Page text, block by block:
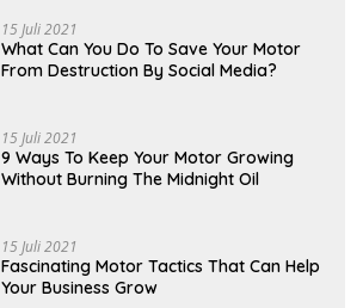
15 Juli 2021
What Can You Do To Save Your Motor
From Destruction By Social Media?
15 Juli 2021
9 Ways To Keep Your Motor Growing
Without Burning The Midnight Oil
15 Juli 2021
Fascinating Motor Tactics That Can Help
Your Business Grow